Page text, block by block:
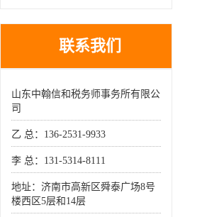
联系我们
山东中翰信和税务师事务所有限公
司
乙 总：136-2531-9933
李 总：131-5314-8111
地址：济南市高新区舜泰广场8号
楼西区5层和14层